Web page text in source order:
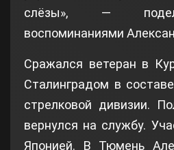
слёзы», —
воспоминаниями
Сражался ветеран в
Сталинградом в
стрелковой дивизии.
вернулся на службу.
Японией. В Тюмень